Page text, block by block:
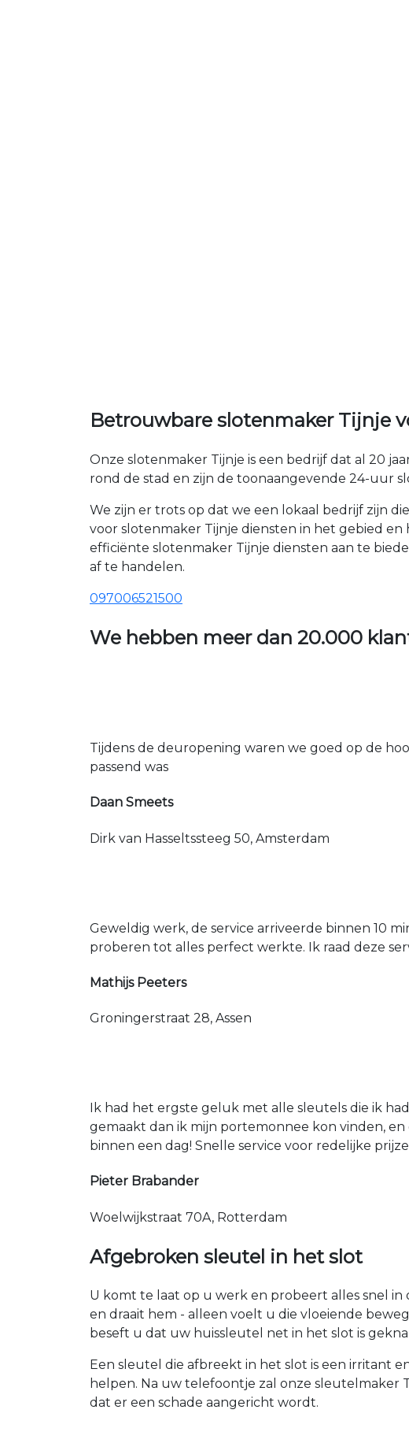
Betrouwbare slotenmaker Tijnje
Onze slotenmaker Tijnje is een bedrijf dat al 20
rond de stad en zijn de toonaangevende 24-uur
We zijn er trots op dat we een lokaal bedrijf zijn
voor slotenmaker Tijnje diensten in het gebied
efficiënte slotenmaker Tijnje diensten aan te
af te handelen.
097006521500
We hebben meer dan 20.000
Tijdens de deuropening waren we goed op de
passend was
Daan Smeets
Dirk van Hasseltssteeg 50, Amsterdam
Geweldig werk, de service arriveerde binnen 10
proberen tot alles perfect werkte. Ik raad deze
Mathijs Peeters
Groningerstraat 28, Assen
Ik had het ergste geluk met alle sleutels die ik
gemaakt dan ik mijn portemonnee kon vinden,
binnen een dag! Snelle service voor redelijke
Pieter Brabander
Woelwijkstraat 70A, Rotterdam
Afgebroken sleutel in het slot
U komt te laat op u werk en probeert alles snel
en draait hem - alleen voelt u die vloeiende
beseft u dat uw huissleutel net in het slot is
Een sleutel die afbreekt in het slot is een irritant
helpen. Na uw telefoontje zal onze
dat er een schade aangericht wordt.